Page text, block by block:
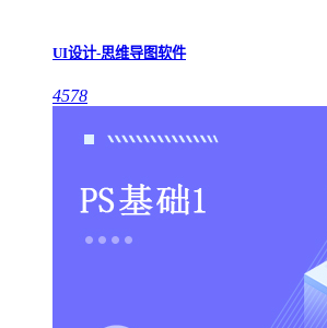
UI设计-思维导图软件
4578